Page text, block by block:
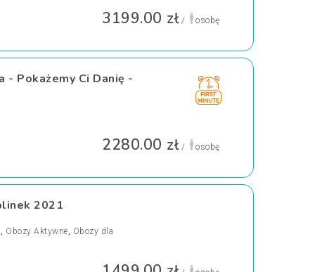
3199.00 zł/ osobę
- Pokażemy Ci Danię -
2280.00 zł/ osobę
2021
, Obozy Aktywne, Obozy dla